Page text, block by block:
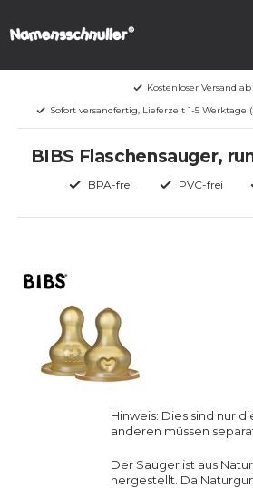
Kostenloser Versand
Sofort versandfertig, Lieferzeit 1-5 Werktage
BIBS Flaschensauger,
BPA-frei PVC-frei
Hinweis: Dies sind nur
anderen müssen
Der Sauger ist aus
hergestellt. Da